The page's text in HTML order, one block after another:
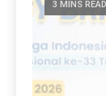
3 MINS READ